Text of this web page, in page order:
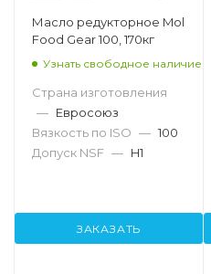
Масло редукторное Mol
Food Gear 100, 170кг
Узнать свободное наличие
Страна изготовления
— Евросоюз
Вязкость по ISO — 100
Допуск NSF — H1
ЗАКАЗАТЬ